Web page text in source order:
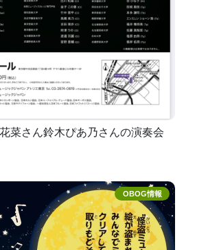
菜さん鈴木ぴあ乃さんの演奏会